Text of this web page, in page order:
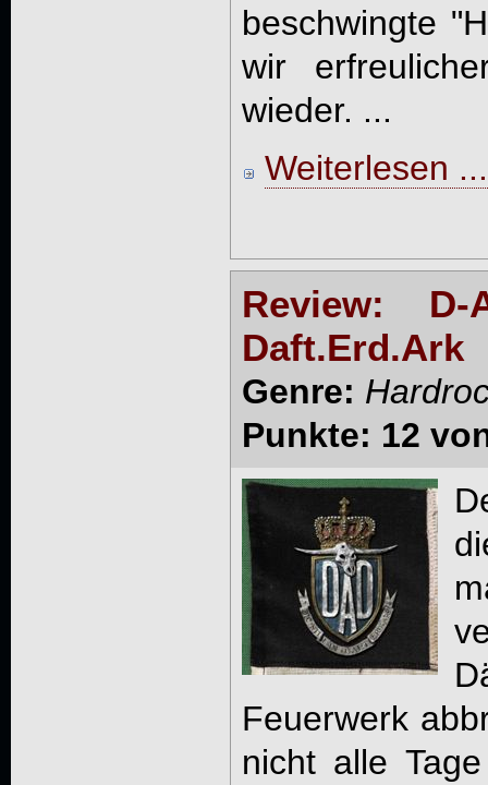
beschwingte
wir
wieder. ...
Weiterlesen ...
Review:
Daft.Erd.Ark
Genre:
Punkte: 12
Feuerwerk
nicht alle